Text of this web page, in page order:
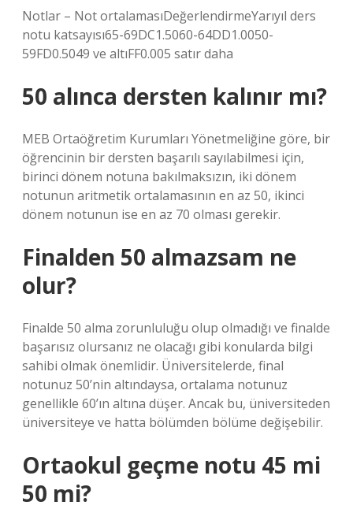
Notlar – Not ortalamasıDeğerlendirmeYarıyıl ders
notu katsayısı65-69DC1.5060-64DD1.0050-
59FD0.5049 ve altıFF0.005 satır daha
50 alınca dersten kalınır mı?
MEB Ortaöğretim Kurumları Yönetmeliğine göre, bir
öğrencinin bir dersten başarılı sayılabilmesi için,
birinci dönem notuna bakılmaksızın, iki dönem
notunun aritmetik ortalamasının en az 50, ikinci
dönem notunun ise en az 70 olması gerekir.
Finalden 50 almazsam ne
olur?
Finalde 50 alma zorunluluğu olup olmadığı ve finalde
başarısız olursanız ne olacağı gibi konularda bilgi
sahibi olmak önemlidir. Üniversitelerde, final
notunuz 50’nin altındaysa, ortalama notunuz
genellikle 60’ın altına düşer. Ancak bu, üniversiteden
üniversiteye ve hatta bölümden bölüme değişebilir.
Ortaokul geçme notu 45 mi
50 mi?